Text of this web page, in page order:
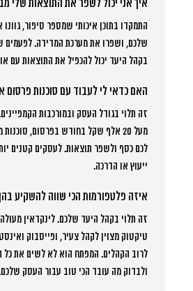
איך אני יכול לשפר את התוצאות שלי
התמקדו בתוכן איכותי שמספר סיפור,
שלכם, ושפרו את מערכת המדידה. לפעמים
בקהל היעד יכול להכפיל את התוצאות עם
האם כדאי לי לעבוד עם סוכנות פרסום
זה תלוי בגודל העסק ובמורכבות
מעל 20 אלף שקל בחודש בפרסום,
לכם כסף ולשפר תוצאות. לעסקים קטנים
ייעוץ או הדרכה.
איזה פלטפורמות הכי שווה להשקיע בהן ב-
טיקטוק מצוין לקהל צעיר, ופייסבוק
לרוב הקהלים. המפתח הוא לא לשים את כל
ולבדוק מה עובד הכי טוב עבור העסק